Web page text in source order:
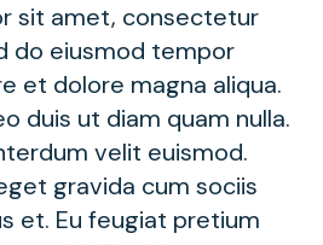
sit amet, consectetur
do eiusmod tempor
et dolore magna aliqua.
duis ut diam quam nulla.
velit euismod.
gravida cum sociis
et. Eu feugiat pretium